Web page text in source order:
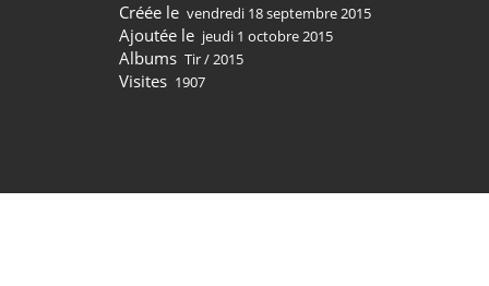
Créée le vendredi 18 septembre 2015
Ajoutée le jeudi 1 octobre 2015
Albums Tir/2015
Visites 1907